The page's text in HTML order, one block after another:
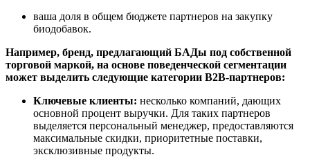
ваша доля в общем бюджете партнеров на закупку
биодобавок.
Например, бренд, предлагающий БАДы под собственной
торговой маркой, на основе поведенческой сегментации
может выделить следующие категории В2В-партнеров:
Ключевые клиенты: несколько компаний, дающих
основной процент выручки. Для таких партнеров
выделяется персональный менеджер, предоставляются
максимальные скидки, приоритетные поставки,
эксклюзивные продукты.